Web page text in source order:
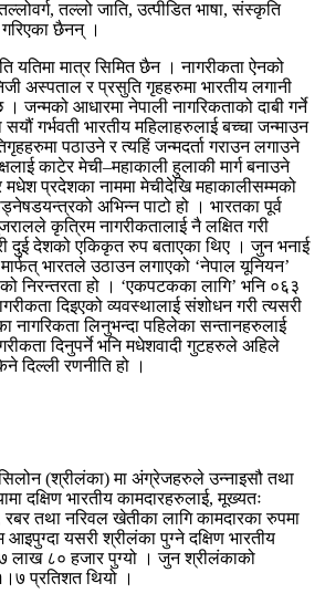
तल्लो जाति, उत्पीडित भाषा, संस्कृति
छैनन् ।
यतिमा मात्र सिमित छैन । नागरीकता ऐनको
अस्पताल र प्रसुति गृहहरुमा भारतीय लगानी
जन्मको आधारमा नेपाली नागरिकताको दाबी गर्ने
गर्भवती भारतीय महिलाहरुलाई बच्चा जन्माउन
पठाउने र त्यहिं जन्मदर्ता गराउन लगाउने
काटेर मेची–महाकाली हुलाकी मार्ग बनाउने
मधेश प्रदेशका नाममा मेचीदेखि महाकालीसम्मको
अभिन्न पाटो हो । भारतका पूर्व
कृत्रिम नागरीकतालाई नै लक्षित गरी
दुई देशको एकिकृत रुप बताएका थिए । जुन भनाई
भारतले उठाउन लगाएको ‘नेपाल यूनियन’
निरन्तरता हो । ‘एकपटकका लागि’ भनि ०६३
दिइएको व्यवस्थालाई संशोधन गरी त्यसरी
नागरिकता लिनुभन्दा पहिलेका सन्तानहरुलाई
दिनुपर्ने भनि मधेशवादी गुटहरुले अहिले
दिल्ली रणनीति हो ।
(श्रीलंका) मा अंग्रेजहरुले उन्नाइसौ तथा
दक्षिण भारतीय कामदारहरुलाई, मूख्यतः
तथा नरिवल खेतीका लागि कामदारका रुपमा
यसरी श्रीलंका पुग्ने दक्षिण भारतीय
लाख ८० हजार पुग्यो । जुन श्रीलंकाको
प्रतिशत थियो ।